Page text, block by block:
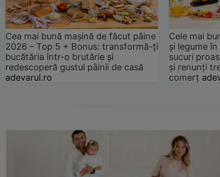
Cea mai bună mașină de făcut pâine
2026 – Top 5 + Bonus: transformă-ți
bucătăria într-o brutărie și
redescoperă gustul pâinii de casă
adevarul.ro
Cele mai
și legume
sucuri
și renunți
comerț